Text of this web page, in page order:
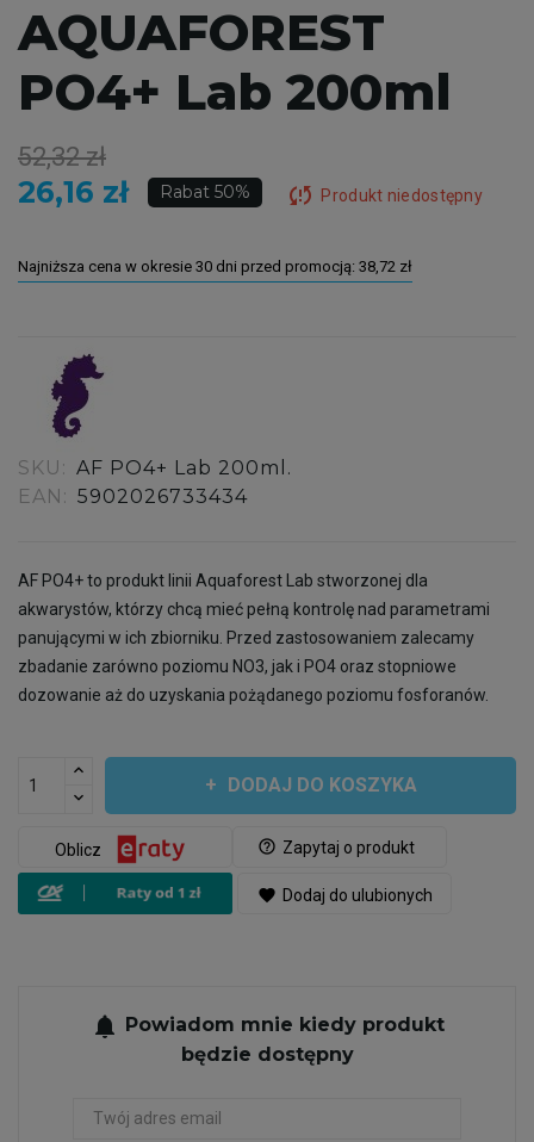
AQUAFOREST
PO4+ Lab 200ml
52,32 zł
26,16 zł Rabat 50% sync_problem Produkt niedostępny
Najniższa cena w okresie 30 dni przed promocją: 38,72 zł
SKU: AF PO4+ Lab 200ml.
EAN: 5902026733434
AF PO4+ to produkt linii Aquaforest Lab stworzonej dla
akwarystów, którzy chcą mieć pełną kontrolę nad parametrami
panującymi w ich zbiorniku. Przed zastosowaniem zalecamy
zbadanie zarówno poziomu NO3, jak i PO4 oraz stopniowe
dozowanie aż do uzyskania pożądanego poziomu fosforanów.
DODAJ DO KOSZYKA
help_outline Zapytaj o produkt
Oblicz
favorite Dodaj do ulubionych
notifications Powiadom mnie kiedy produkt
będzie dostępny